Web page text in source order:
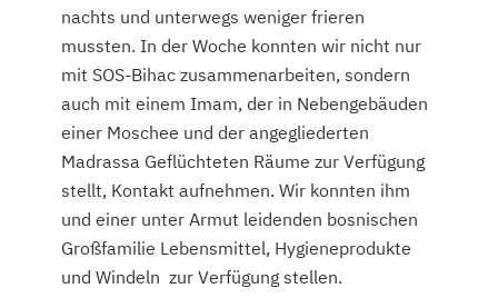
nachts und unterwegs weniger frieren
mussten. In der Woche konnten wir nicht nur
mit SOS-Bihac zusammenarbeiten, sondern
auch mit einem Imam, der in Nebengebäuden
einer Moschee und der angegliederten
Madrassa Geflüchteten Räume zur Verfügung
stellt, Kontakt aufnehmen. Wir konnten ihm
und einer unter Armut leidenden bosnischen
Großfamilie Lebensmittel, Hygieneprodukte
und Windeln zur Verfügung stellen.